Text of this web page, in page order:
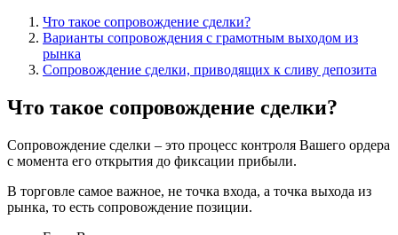
Что такое сопровождение сделки?
Варианты сопровождения с грамотным выходом из
рынка
Сопровождение сделки, приводящих к сливу депозита
Что такое сопровождение сделки?
Сопровождение сделки – это процесс контроля Вашего ордера
с момента его открытия до фиксации прибыли.
В торговле самое важное, не точка входа, а точка выхода из
рынка, то есть сопровождение позиции.